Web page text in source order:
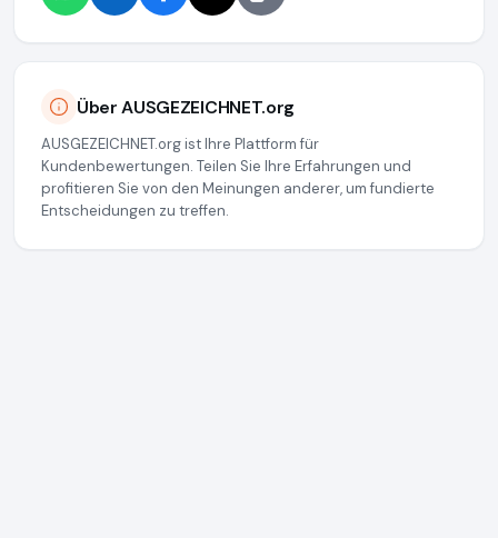
Über AUSGEZEICHNET.org
AUSGEZEICHNET.org ist Ihre Plattform für
Kundenbewertungen. Teilen Sie Ihre Erfahrungen und
profitieren Sie von den Meinungen anderer, um fundierte
Entscheidungen zu treffen.